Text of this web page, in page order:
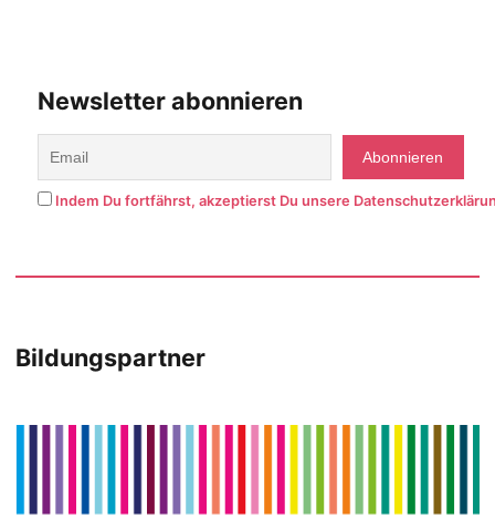
Newsletter abonnieren
Indem Du fortfährst, akzeptierst Du unsere
Bildungspartner